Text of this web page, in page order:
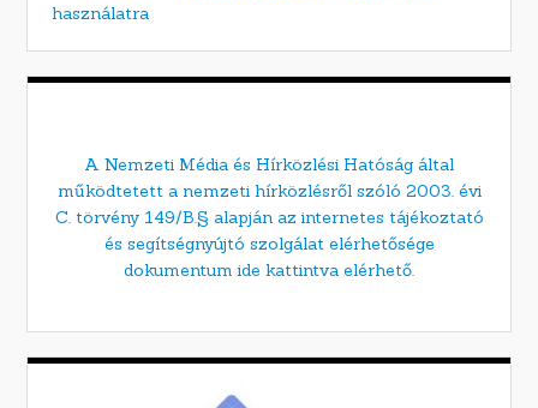
használatra
A Nemzeti Média és Hírközlési Hatóság által
működtetett a nemzeti hírközlésről szóló 2003. évi
C. törvény 149/B.§ alapján az internetes tájékoztató
és segítségnyújtó szolgálat elérhetősége
dokumentum ide kattintva elérhető.